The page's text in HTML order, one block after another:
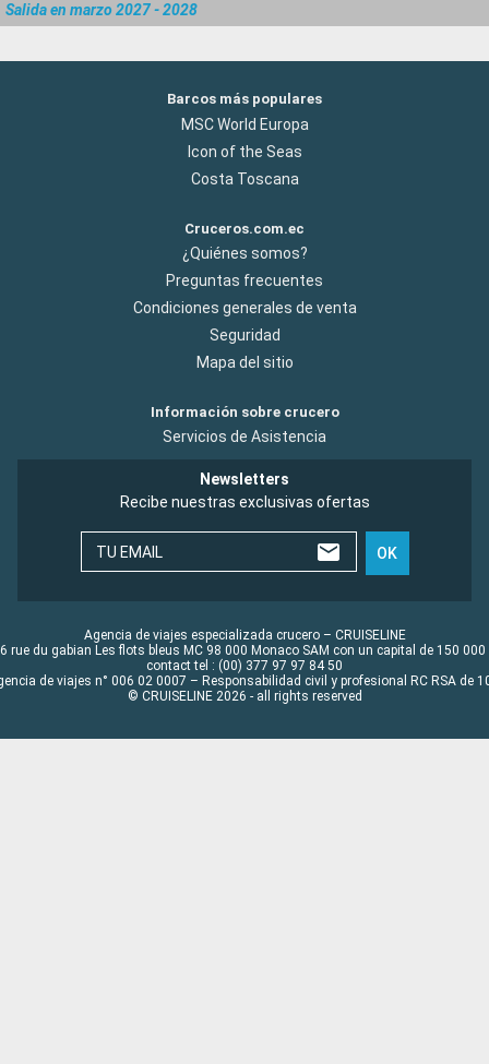
Salida en marzo 2027 - 2028
Barcos más populares
MSC World Europa
Icon of the Seas
Costa Toscana
Cruceros.com.ec
¿Quiénes somos?
Preguntas frecuentes
Condiciones generales de venta
Seguridad
Mapa del sitio
Información sobre crucero
Servicios de Asistencia
Newsletters
Recibe nuestras exclusivas ofertas
TU EMAIL OK
Agencia de viajes especializada crucero – CRUISELINE
rue du gabian Les flots bleus MC 98 000 Monaco SAM con un capital de 150 000
contact tel : (00) 377 97 97 84 50
de viajes n° 006 02 0007 – Responsabilidad civil y profesional RC RSA de
© CRUISELINE 2026 - all rights reserved